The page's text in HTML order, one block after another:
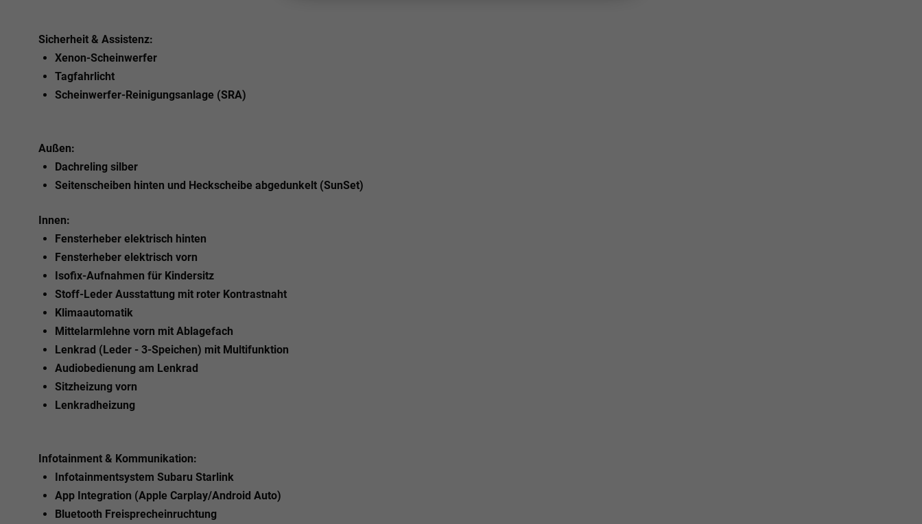
Sicherheit & Assistenz:
Xenon-Scheinwerfer
Tagfahrlicht
Scheinwerfer-Reinigungsanlage (SRA)
Außen:
Dachreling silber
Seitenscheiben hinten und Heckscheibe abgedunkelt (SunSet)
Innen:
Fensterheber elektrisch hinten
Fensterheber elektrisch vorn
Isofix-Aufnahmen für Kindersitz
Stoff-Leder Ausstattung mit roter Kontrastnaht
Klimaautomatik
Mittelarmlehne vorn mit Ablagefach
Lenkrad (Leder - 3-Speichen) mit Multifunktion
Audiobedienung am Lenkrad
Sitzheizung vorn
Lenkradheizung
Infotainment & Kommunikation:
Infotainmentsystem Subaru Starlink
App Integration (Apple Carplay/Android Auto)
Bluetooth Freisprecheinruchtung